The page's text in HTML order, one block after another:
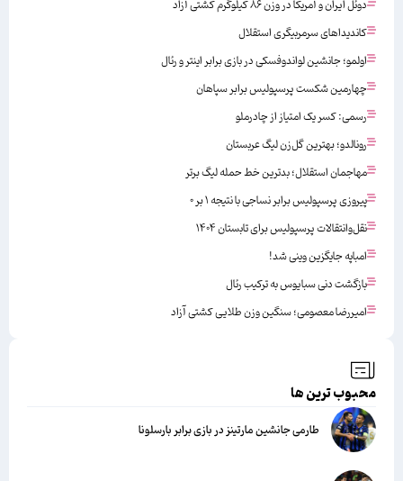
دوئل ایران و آمریکا در وزن ۸۶ کیلوگرم کشتی آزاد
کاندیداهای سرمربیگری استقلال
اولمو؛ جانشین لواندوفسکی در بازی برابر اینتر و رئال
چهارمین شکست پرسپولیس برابر سپاهان
رسمی: کسر یک امتیاز از چادرملو
رونالدو؛ بهترین گل‌زن لیگ عربستان
مهاجمان استقلال؛ بدترین خط حمله لیگ برتر
پیروزی پرسپولیس برابر نساجی با نتیجه ۱ بر ۰
نقل‌وانتقالات پرسپولیس برای تابستان ۱۴۰۴
امباپه جایگزین وینی شد!
بازگشت دنی سبایوس به ترکیب رئال
امیررضا معصومی؛ سنگین وزن طلایی کشتی آزاد
محبوب ترین ها
طارمی جانشین مارتینز در بازی برابر بارسلونا